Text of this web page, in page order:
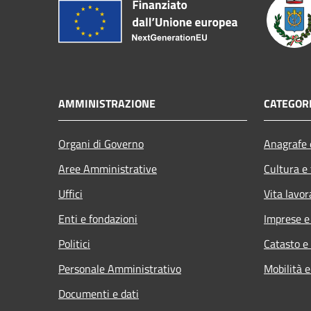
AMMINISTRAZIONE
Organi di Governo
Aree Amministrative
Uffici
Enti e fondazioni
Politici
Personale Amministrativo
Documenti e dati
Cultura
Vita
Imprese
Catasto
Mobilità